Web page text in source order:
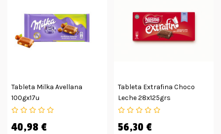
Tableta Milka Avellana
100gx17u
40,98 €
Tableta Extrafina Choco
Leche 28x125grs
56,30 €